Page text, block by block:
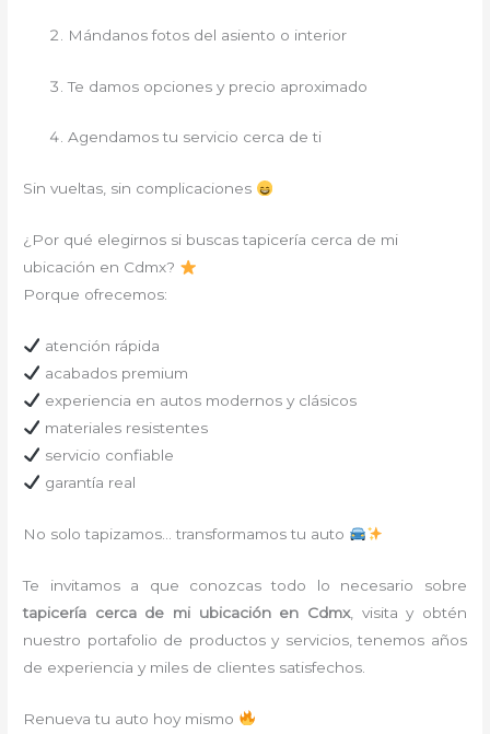
Mándanos fotos del asiento o interior
Te damos opciones y precio aproximado
Agendamos tu servicio cerca de ti
Sin vueltas, sin complicaciones
¿Por qué elegirnos si buscas tapicería cerca de mi
ubicación en Cdmx?
Porque ofrecemos:
atención rápida
acabados premium
experiencia en autos modernos y clásicos
materiales resistentes
servicio confiable
garantía real
No solo tapizamos… transformamos tu auto
Te invitamos a que conozcas todo lo necesario sobre
tapicería cerca de mi ubicación en Cdmx, visita y obtén
nuestro portafolio de productos y servicios, tenemos años
de experiencia y miles de clientes satisfechos.
Renueva tu auto hoy mismo